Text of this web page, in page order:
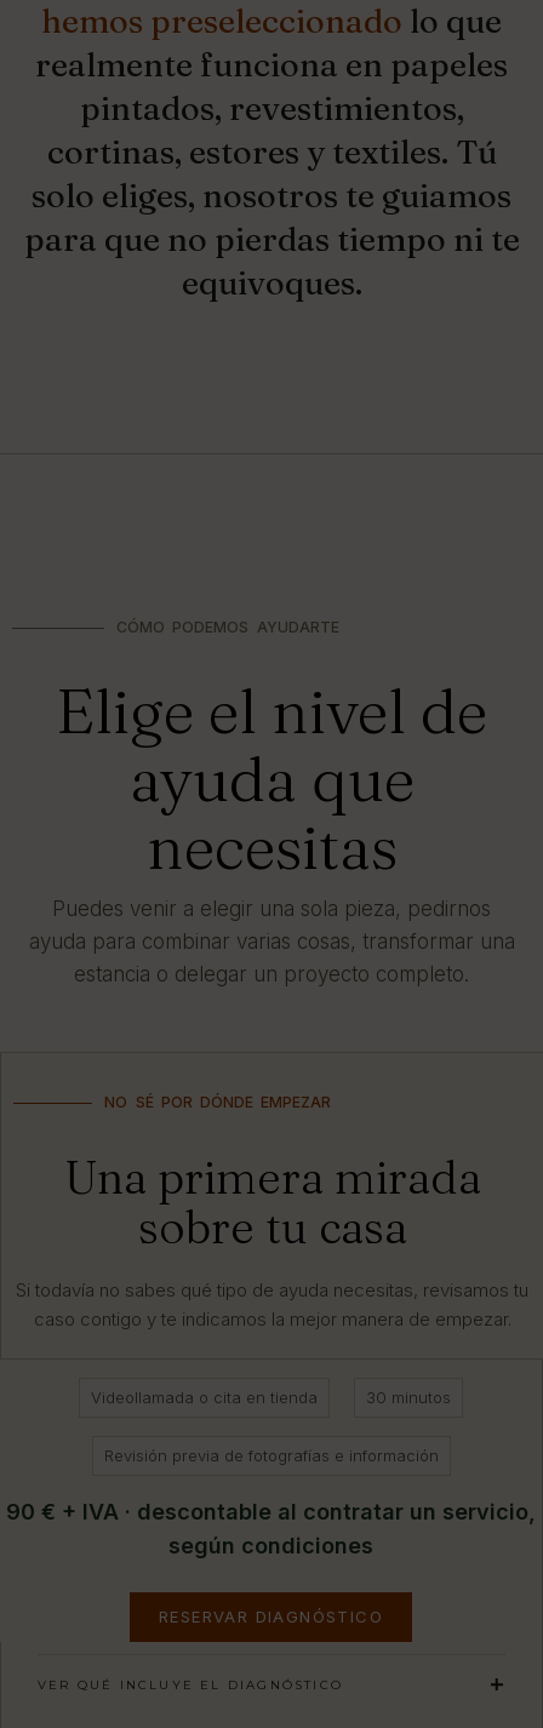
hemos preseleccionado lo que
realmente funciona en papeles
pintados, revestimientos,
cortinas, estores y textiles. Tú
solo eliges, nosotros te guiamos
para que no pierdas tiempo ni te
equivoques.
CÓMO PODEMOS AYUDARTE
Elige el nivel de
ayuda que
necesitas
Puedes venir a elegir una sola pieza, pedirnos
ayuda para combinar varias cosas, transformar una
estancia o delegar un proyecto completo.
NO SÉ POR DÓNDE EMPEZAR
Una primera mirada
sobre tu casa
Si todavía no sabes qué tipo de ayuda necesitas, revisamos tu
caso contigo y te indicamos la mejor manera de empezar.
Videollamada o cita en tienda 30 minutos
Revisión previa de fotografías e información
90 € + IVA · descontable al contratar un servicio,
según condiciones
RESERVAR DIAGNÓSTICO
VER QUÉ INCLUYE EL DIAGNÓSTICO